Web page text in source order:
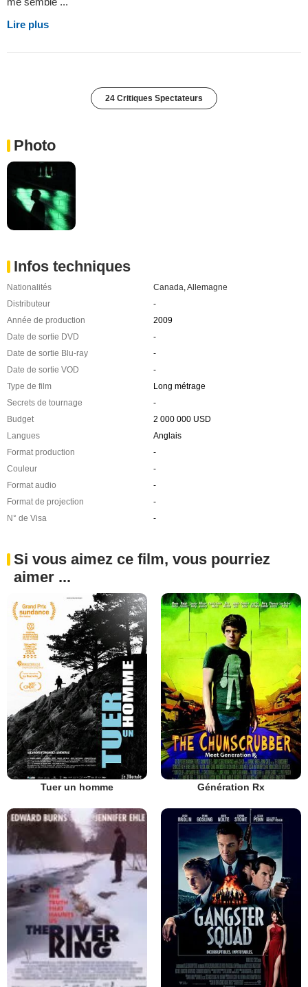
Lire plus
24 Critiques Spectateurs
Photo
Infos techniques
Nationalités Canada Allemagne
Distributeur
-
Année de production
2009
Date de sortie DVD
-
Date de sortie Blu-ray
-
Date de sortie VOD
-
Type de film
Long métrage
Secrets de tournage
-
Budget
2 000 000 USD
Langues
Anglais
Format production
-
Couleur
-
Format audio
-
Format de projection
-
N° de Visa
-
Si vous aimez ce film, vous pourriez
aimer ...
Tuer un homme Génération Rx